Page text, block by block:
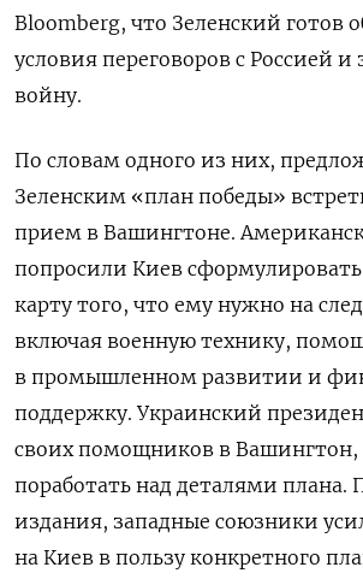
Bloomberg, что Зеленский готов
условия переговоров с Россией и
войну.
По словам одного из них,
Зеленским «план победы»
прием в Вашингтоне.
попросили Киев
карту того, что ему нужно на
включая военную технику,
в промышленном развитии и
поддержку. Украинский
своих помощников в Вашингтон,
поработать над деталями плана.
издания, западные союзники
на Киев в пользу конкретного